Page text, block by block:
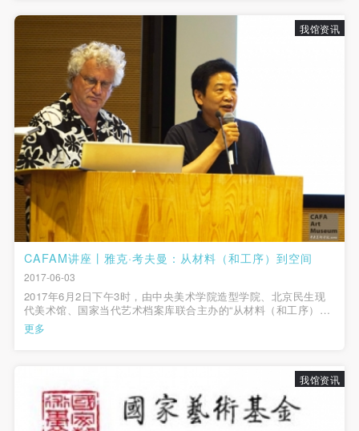
我馆资讯
CAFAM讲座丨雅克·考夫曼：从材料（和工序）到空间
2017-06-03
2017年6月2日下午3时，由中央美术学院造型学院、北京民生现
代美术馆、国家当代艺术档案库联合主办的“从材料（和工序）到
空间”讲座在中央美术学院美术馆报告厅举行。联合国教科文组织
国际陶艺学会现任主席、前瑞士沃韦应用艺术学院陶艺系主任雅
更多
我馆资讯
我已认真阅读上述条款，并且同意。
我已认真阅读上述条款，并且同意。
我已认真阅读上述条款，并且同意。